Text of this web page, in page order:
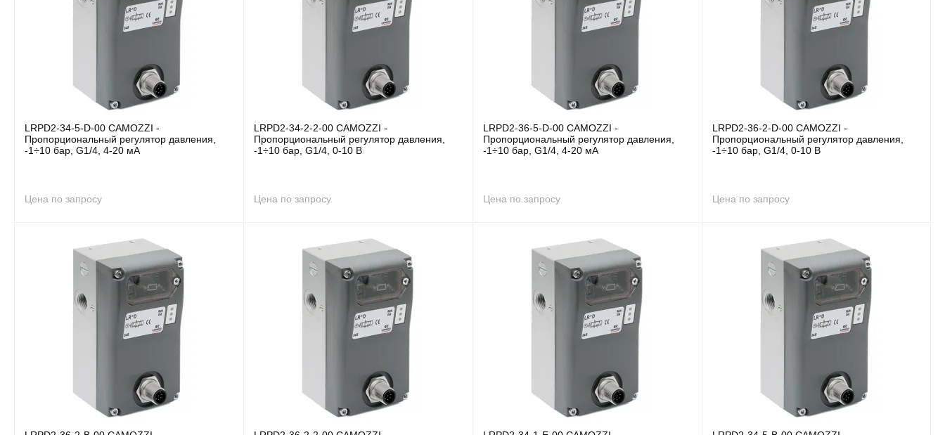
LRPD2-34-5-D-00 CAMOZZI -
Пропорциональный регулятор давления,
-1÷10 бар, G1/4, 4-20 мА
Цена по запросу
LRPD2-34-2-2-00 CAMOZZI -
Пропорциональный регулятор давления,
-1÷10 бар, G1/4, 0-10 В
Цена по запросу
LRPD2-36-5-D-00 CAMOZZI -
Пропорциональный регулятор давления,
-1÷10 бар, G1/4, 4-20 мА
Цена по запросу
LRPD2-36-2-D-00 CAMOZZI -
Пропорциональный регулятор давления,
-1÷10 бар, G1/4, 0-10 В
Цена по запросу